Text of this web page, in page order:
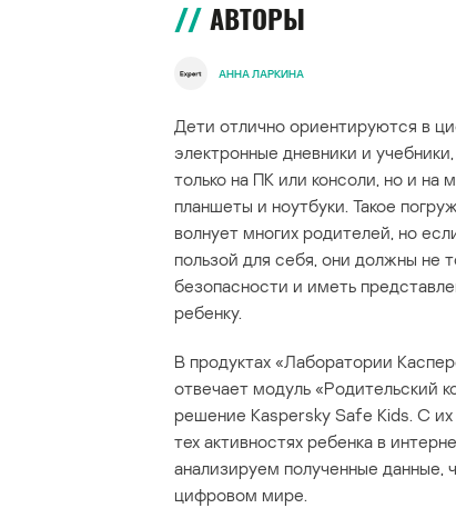
АВТОРЫ
АННА ЛАРКИНА
Дети отлично ориентируются в
электронные дневники и
только на ПК или консоли, но и на
планшеты и ноутбуки. Такое
волнует многих родителей, но
пользой для себя, они должны не
безопасности и иметь
ребенку.
В продуктах «Лаборатории
отвечает модуль «Родительский
решение Kaspersky Safe Kids. С
тех активностях ребенка в
анализируем полученные данные,
цифровом мире.